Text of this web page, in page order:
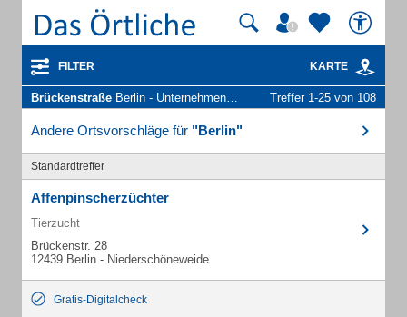
FILTER KARTE
Brückenstraße Berlin - Unternehmen und Personen Treffer 1-25 von 108
Andere Ortsvorschläge für "Berlin"
Standardtreffer
Affenpinscherzüchter
Tierzucht
Brückenstr. 28
12439 Berlin - Niederschöneweide
Gratis-Digitalcheck